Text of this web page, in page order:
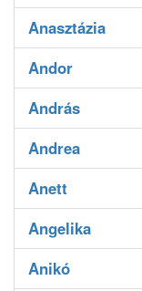
Anasztázia
Andor
András
Andrea
Anett
Angelika
Anikó